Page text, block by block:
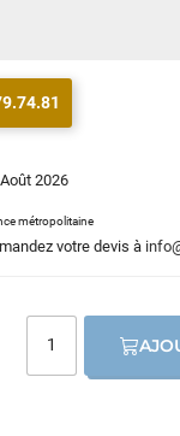
2026
métropolitaine
votre devis à